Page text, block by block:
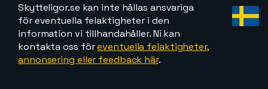
Skytteligor.se kan inte hållas ansvariga
för eventuella felaktigheter i den
information vi tillhandahåller. Ni kan
kontakta oss föreventuella felaktigheter,
annonsering eller feedback här.